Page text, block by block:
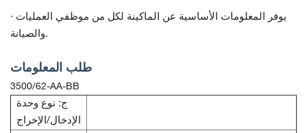
· يوفر المعلومات الأساسية عن الماكينة لكل من موظفي العمليات
والصيانة.
طلب المعلومات
3500/62-AA-BB
ج: نوع وحدة
الإدخال/الإخراج